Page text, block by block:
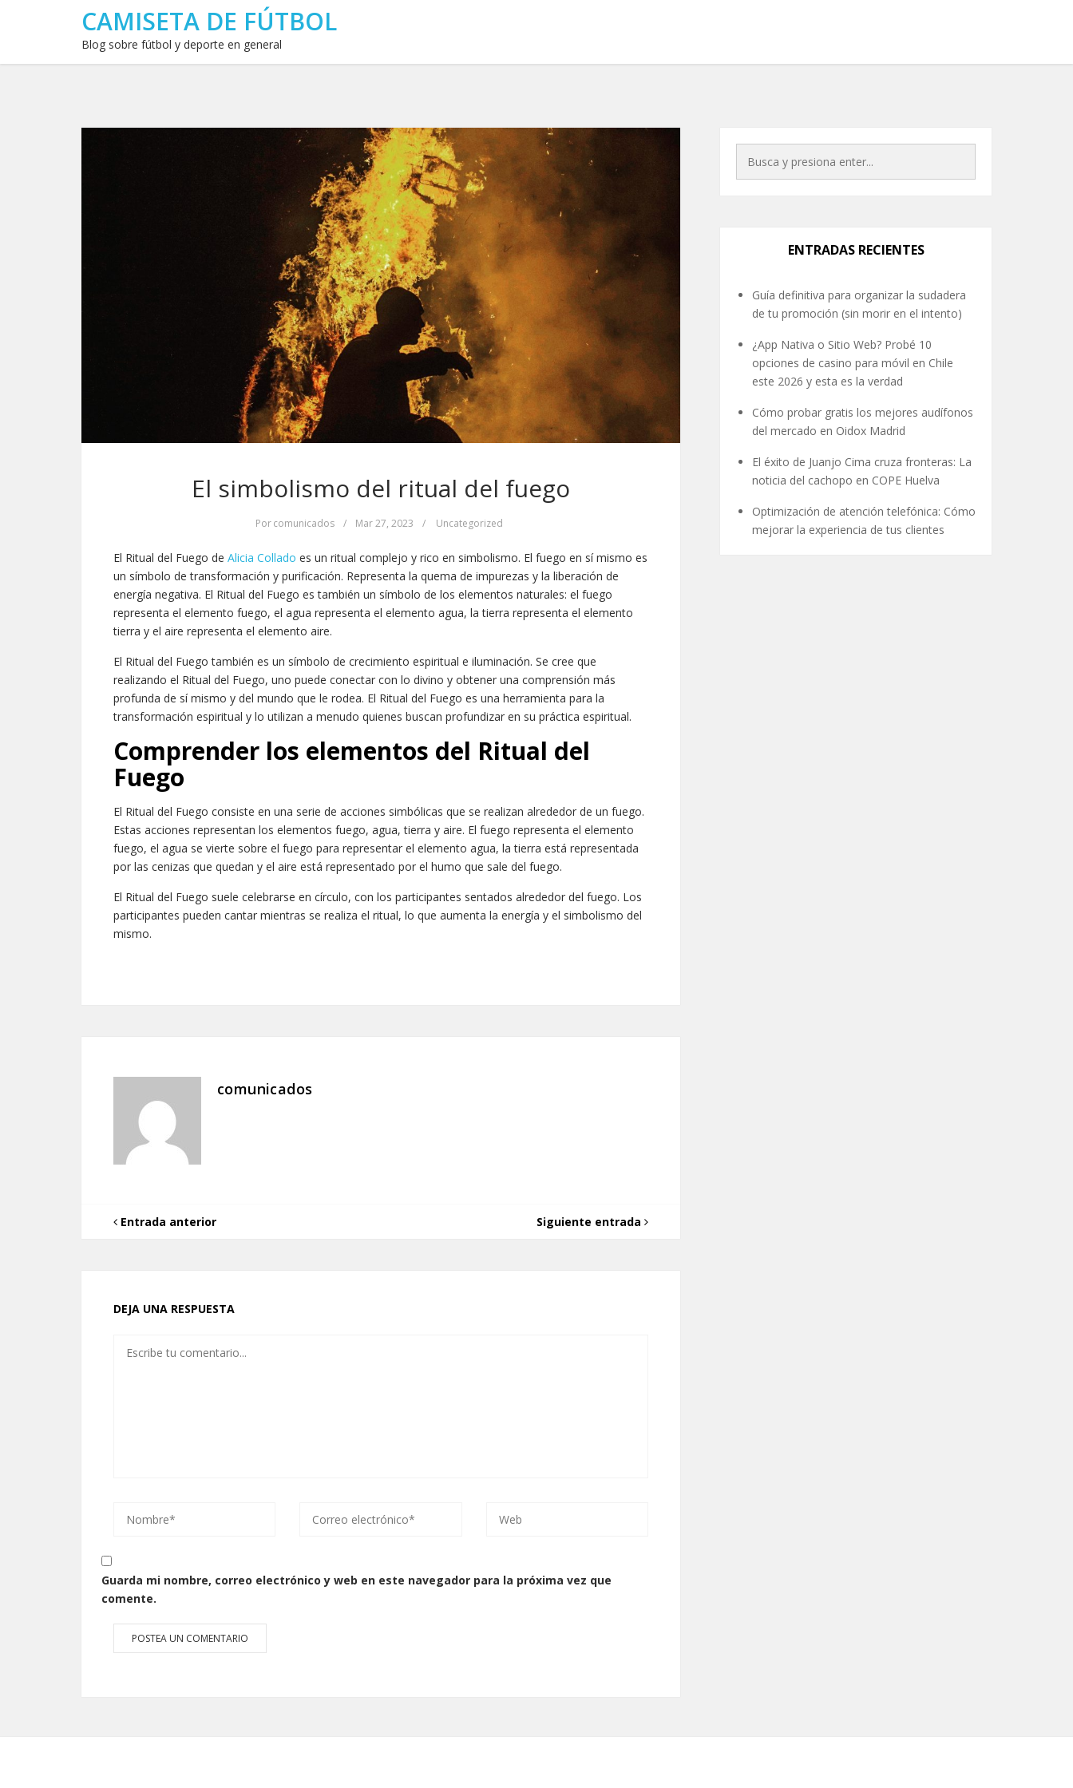
CAMISETA DE FÚTBOL
Blog sobre fútbol y deporte en general
El simbolismo del ritual del fuego
Por comunicados / Mar 27, 2023 / Uncategorized
El Ritual del Fuego de Alicia Collado es un ritual complejo y rico en simbolismo. El fuego en sí mismo es
un símbolo de transformación y purificación. Representa la quema de impurezas y la liberación de
energía negativa. El Ritual del Fuego es también un símbolo de los elementos naturales: el fuego
representa el elemento fuego, el agua representa el elemento agua, la tierra representa el elemento
tierra y el aire representa el elemento aire.
El Ritual del Fuego también es un símbolo de crecimiento espiritual e iluminación. Se cree que
realizando el Ritual del Fuego, uno puede conectar con lo divino y obtener una comprensión más
profunda de sí mismo y del mundo que le rodea. El Ritual del Fuego es una herramienta para la
transformación espiritual y lo utilizan a menudo quienes buscan profundizar en su práctica espiritual.
Comprender los elementos del Ritual del
Fuego
El Ritual del Fuego consiste en una serie de acciones simbólicas que se realizan alrededor de un fuego.
Estas acciones representan los elementos fuego, agua, tierra y aire. El fuego representa el elemento
fuego, el agua se vierte sobre el fuego para representar el elemento agua, la tierra está representada
por las cenizas que quedan y el aire está representado por el humo que sale del fuego.
El Ritual del Fuego suele celebrarse en círculo, con los participantes sentados alrededor del fuego. Los
participantes pueden cantar mientras se realiza el ritual, lo que aumenta la energía y el simbolismo del
mismo.
comunicados
Entrada anterior Siguiente entrada
DEJA UNA RESPUESTA
Guarda mi nombre, correo electrónico y web en este navegador para la próxima vez que
comente.
ENTRADAS RECIENTES
Guía definitiva para organizar la sudadera
de tu promoción (sin morir en el intento)
¿App Nativa o Sitio Web? Probé 10
opciones de casino para móvil en Chile
este 2026 y esta es la verdad
Cómo probar gratis los mejores audífonos
del mercado en Oidox Madrid
El éxito de Juanjo Cima cruza fronteras: La
noticia del cachopo en COPE Huelva
Optimización de atención telefónica: Cómo
mejorar la experiencia de tus clientes